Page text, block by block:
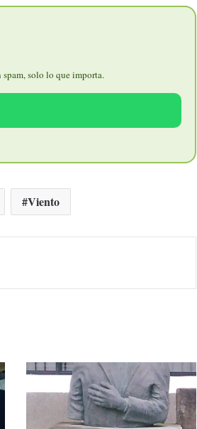
solo lo que importa.
Viento